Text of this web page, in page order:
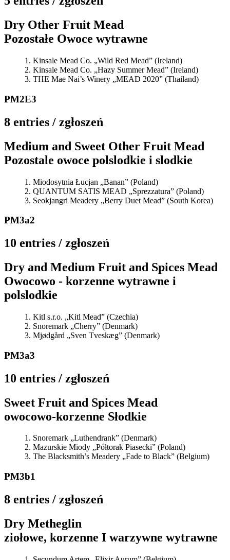
Dry Other Fruit Mead
Pozostałe Owoce wytrawne
Kinsale Mead Co. „Wild Red Mead” (Ireland)
Kinsale Mead Co. „Hazy Summer Mead” (Ireland)
THE Mae Nai’s Winery „MEAD 2020” (Thailand)
PM2E3
8 entries / zgłoszeń
Medium and Sweet Other Fruit Mead
Pozostale owoce polslodkie i slodkie
Miodosytnia Łucjan „Banan” (Poland)
QUANTUM SATIS MEAD „Sprezzatura” (Poland)
Seokjangri Meadery „Berry Duet Mead” (South Korea)
PM3a2
10 entries / zgłoszeń
Dry and Medium Fruit and Spices Mead
Owocowo - korzenne wytrawne i
polslodkie
Kitl s.r.o. „Kitl Mead” (Czechia)
Snoremark „Cherry” (Denmark)
Mjødgård „Sven Tveskæg” (Denmark)
PM3a3
10 entries / zgłoszeń
Sweet Fruit and Spices Mead
owocowo-korzenne Słodkie
Snoremark „Luthendrank” (Denmark)
Mazurskie Miody „Półtorak Piasecki” (Poland)
The Blacksmith’s Meadery „Fade to Black” (Belgium)
PM3b1
8 entries / zgłoszeń
Dry Metheglin
ziołowe, korzenne I warzywne wytrawne